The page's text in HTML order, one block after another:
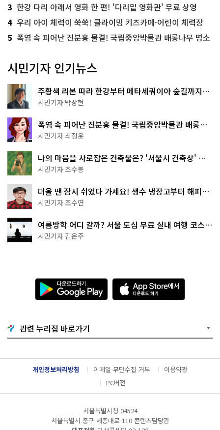
3 한강 다리 아래서 영화 한 편! '다리밑 영화관' 무료 상영
4 우리 아이 체력이 쑥쑥! 클라이밍 키즈카페·어린이 체력장
5 폭염 속 피어난 진분홍 물결! 국립중앙박물관 배롱나무 명소
시민기자 인기뉴스
주황색 리본 따라 한강부터 메타세쿼이아 숲길까지…
서울둘레길 15코스
시민기자 박상현
폭염 속 피어난 진분홍 물결! 국립중앙박물관 배롱나
무 명소
시민기자 최정윤
나의 마음을 사로잡은 건축물은? '서울시 건축상' 수
상작 공개!
시민기자 조수봉
더울 땐 잠시 쉬었다 가세요! 생수 냉장고부터 해피소
·무더위쉼터까지
시민기자 조수연
여름방학 어디 갈까? 서울 도심 무료 실내 여행 코스
추천
시민기자 김은주
다
운
로
기
G
o
g
l
e
l
A
p
p
e
서
다
운
드
관련 누리집 바로가기
개인정보처리방침 이메일 무단수집 거부
이용약관
PC버전
서울특별시청 04524
서울특별시 중구 세종대로 110 콘텐츠담당관